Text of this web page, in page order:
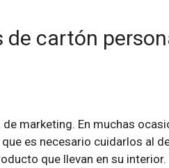
de cartón
marketing. En muchas
es necesario cuidarlos al
que llevan en su